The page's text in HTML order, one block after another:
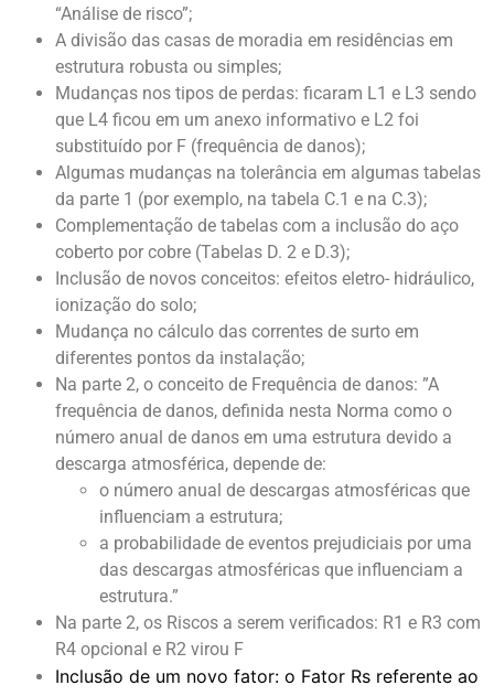
“Análise de risco”;
A divisão das casas de moradia em residências em
estrutura robusta ou simples;
Mudanças nos tipos de perdas: ficaram L1 e L3 sendo
que L4 ficou em um anexo informativo e L2 foi
substituído por F (frequência de danos);
Algumas mudanças na tolerância em algumas tabelas
da parte 1 (por exemplo, na tabela C.1 e na C.3);
Complementação de tabelas com a inclusão do aço
coberto por cobre (Tabelas D. 2 e D.3);
Inclusão de novos conceitos: efeitos eletro- hidráulico,
ionização do solo;
Mudança no cálculo das correntes de surto em
diferentes pontos da instalação;
Na parte 2, o conceito de Frequência de danos: ”A
frequência de danos, definida nesta Norma como o
número anual de danos em uma estrutura devido a
descarga atmosférica, depende de:
o número anual de descargas atmosféricas que
influenciam a estrutura;
a probabilidade de eventos prejudiciais por uma
das descargas atmosféricas que influenciam a
estrutura.”
Na parte 2, os Riscos a serem verificados: R1 e R3 com
R4 opcional e R2 virou F
Inclusão de um novo fator: o Fator Rs referente ao